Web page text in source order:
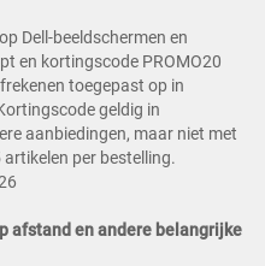
Dell-beeldschermen en
en kortingscode PROMO20
toegepast op in
geldig in
aanbiedingen, maar niet met
per bestelling.
afstand en andere belangrijke